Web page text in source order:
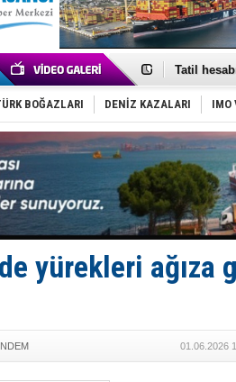
Rus
Tatil
Rusya,
Enejota
Denizcilik
‘14.
Taksi
TÜRKLİM
SOCAR
Dünyanın
BOĞAZLARI DENİZ KAZALARI IMO
yürekleri ağıza
01.06.2026